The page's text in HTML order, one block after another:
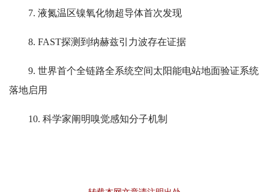
7. 液氮温区镍氧化物超导体首次发现
8. FAST探测到纳赫兹引力波存在证据
9. 世界首个全链路全系统空间太阳能电站地面验证系统
落地启用
10. 科学家阐明嗅觉感知分子机制